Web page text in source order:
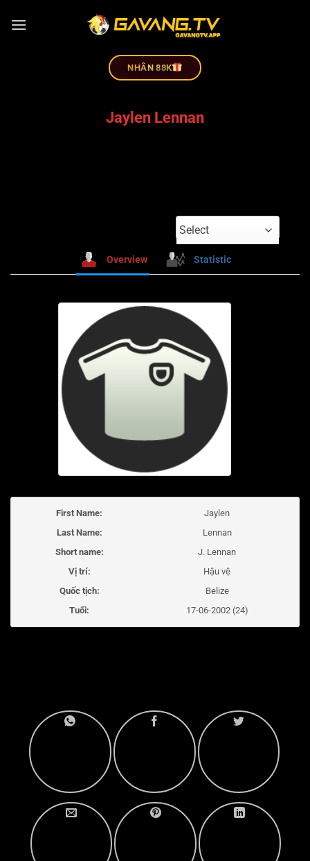
NHÂN 88K
Jaylen Lennan
Select
Overview Statistic
First Name:
Jaylen
Last Name:
Lennan
Short name:
J. Lennan
Vị trí:
Hậu vệ
Quốc tịch:
Belize
Tuổi:
17-06-2002 (24)